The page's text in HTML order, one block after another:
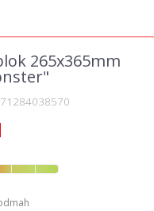
265x365mm